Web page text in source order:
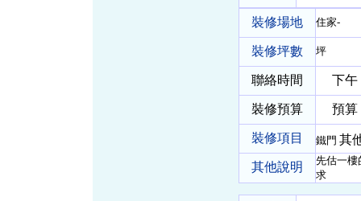
裝修場地 住家-
裝修坪數 坪
聯絡時間 下午
裝修預算 預算
裝修項目 鐵門 其
其他說明
先估一樓
求